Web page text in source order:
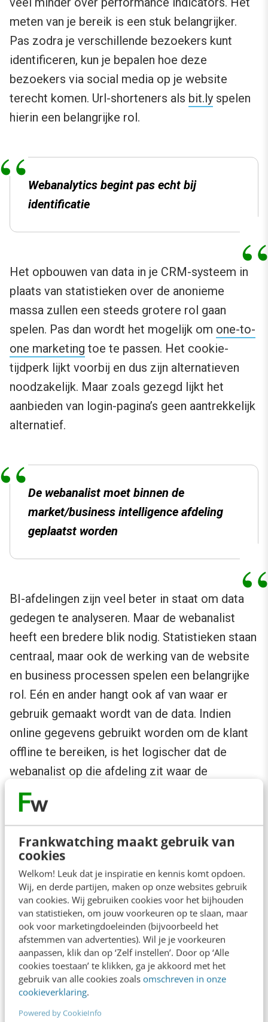
Frankwatching maakt gebruik van
cookies
Welkom! Leuk dat je inspiratie en kennis komt opdoen.
Wij, en derde partijen, maken op onze websites gebruik
van cookies. Wij gebruiken cookies voor het bijhouden
van statistieken, om jouw voorkeuren op te slaan, maar
ook voor marketingdoeleinden (bijvoorbeeld het
afstemmen van advertenties). Wil je je voorkeuren
aanpassen, klik dan op ‘Zelf instellen’. Door op ‘Alle
cookies toestaan’ te klikken, ga je akkoord met het
gebruik van alle cookies zoals omschreven in onze
cookieverklaring.
Powered by CookieInfo
meten van je bereik is een stuk belangrijker.
Pas zodra je verschillende bezoekers kunt
identificeren, kun je bepalen hoe deze
bezoekers via social media op je website
terecht komen. Url-shorteners als bit.ly spelen
hierin een belangrijke rol.
Webanalytics begint pas echt bij
identificatie
Het opbouwen van data in je CRM-systeem in
plaats van statistieken over de anonieme
massa zullen een steeds grotere rol gaan
spelen. Pas dan wordt het mogelijk om one-to-
one marketing toe te passen. Het cookie-
tijdperk lijkt voorbij en dus zijn alternatieven
noodzakelijk. Maar zoals gezegd lijkt het
aanbieden van login-pagina’s geen aantrekkelijk
alternatief.
De webanalist moet binnen de
market/business intelligence afdeling
geplaatst worden
BI-afdelingen zijn veel beter in staat om data
gedegen te analyseren. Maar de webanalist
heeft een bredere blik nodig. Statistieken staan
centraal, maar ook de werking van de website
en business processen spelen een belangrijke
rol. Eén en ander hangt ook af van waar er
gebruik gemaakt wordt van de data. Indien
online gegevens gebruikt worden om de klant
offline te bereiken, is het logischer dat de
webanalist op die afdeling zit waar de
gegevens nodig zijn. Andersom kan natuurlijk
ook.
De invloed van web performance op
conversie
Sean Power is zonder twijfel één van de meest
inspirerende sprekers van de dag. Hij verbluft
met zijn presentatie skills en kennis van web
performance. In een 30-minuten-durende
sessie behandelt hij zijn boekComplete Web
Monitoring, dat een verband legt tussen web
performance en conversie.